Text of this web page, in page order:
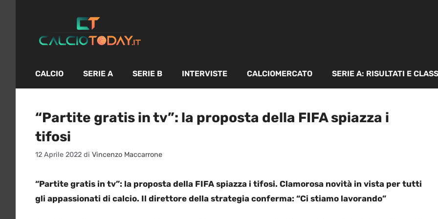
contenuto
CALCIO SERIE A SERIE B INTERVISTE CALCIOMERCATO SERIE A: RISULTATI E
“Partite gratis in tv”: la proposta della FIFA spiazza i
tifosi
12 Aprile 2022 di Vincenzo Maccarrone
“Partite gratis in tv”: la proposta della FIFA spiazza i tifosi. Clamorosa novità in vista per tutti
gli appassionati di calcio. Il direttore della strategia conferma: “Ci stiamo lavorando”